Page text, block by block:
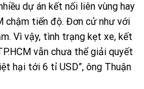
dự án kết nối liên vùng hay
chậm tiến độ. Đơn cử như với
Vì vậy, tình trạng kẹt xe, kết
vẫn chưa thể giải quyết
hại tới 6 tỉ USD”, ông Thuận